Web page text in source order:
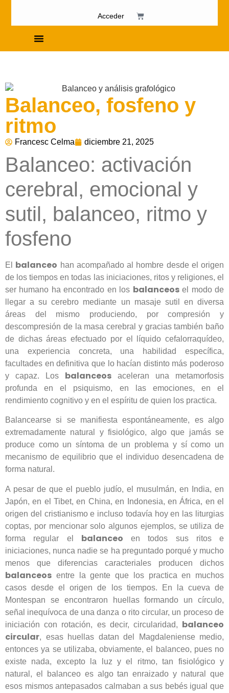
Acceder
Balanceo, fosfeno y
ritmo
Francesc Celma diciembre 21, 2025
Balanceo: activación
cerebral, emocional y
sutil, balanceo, ritmo y
fosfeno
El balanceo han acompañado al hombre desde el origen
de los tiempos en todas las iniciaciones, ritos y religiones, el
ser humano ha encontrado en los balanceosel modo de
llegar a su cerebro mediante un masaje sutil en diversa
áreas del mismo produciendo, por compresión y
descompresión de la masa cerebral y gracias también baño
de dichas áreas efectuado por el líquido cefalorraquídeo,
una experiencia concreta, una habilidad específica,
facultades en definitiva que lo hacían distinto más poderoso
y capaz. Los balanceos aceleran una metamorfosis
profunda en el psiquismo, en las emociones, en el
rendimiento cognitivo y en el espíritu de quien los practica.
Balancearse si se manifiesta espontáneamente, es algo
extremadamente natural y fisiológico, algo que jamás se
produce como un síntoma de un problema y sí como un
mecanismo de equilibrio que el individuo desencadena de
forma natural.
A pesar de que el pueblo judío, el musulmán, en India, en
Japón, en el Tibet, en China, en Indonesia, en África, en el
origen del cristianismo e incluso todavía hoy en las liturgias
coptas, por mencionar solo algunos ejemplos, se utiliza de
forma regular el balanceo en todos sus ritos e
iniciaciones, nunca nadie se ha preguntado porqué y mucho
menos que diferencias caracteriales producen dichos
balanceos entre la gente que los practica en muchos
casos desde el origen de los tiempos. En la cueva de
Montespan se encontraron huellas formando un círculo,
señal inequívoca de una danza o rito circular, un proceso de
iniciación con rotación, es decir, circularidad, balanceo
circular, esas huellas datan del Magdaleniense medio,
entonces ya se utilizaba, obviamente, el balanceo, pues no
existe nada, excepto la luz y el ritmo, tan fisiológico y
natural, el balanceo es algo tan enraizado y natural que
esos mismos antepasados calmaban a sus bebés igual que